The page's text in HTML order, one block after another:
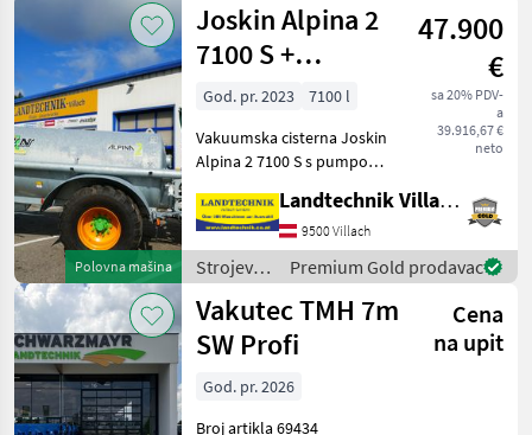
Polovna mašina
Joskin Alpina 2
7100 S +
razdjelnik
vučnih papuča
7,5 m
47.900
€
sa 20% PDV-
a
39.916,67 €
neto
God. pr. 2023
7100 l
Vakuumska cisterna Joskin
Alpina 2 7100 S s pumpom
vučni aplikator s cipelama
(radna širina 7, 5 m),
hidraulički sklopiva,
električne kon
Landtechnik Villach GmbH
9500 Villach
Strojevi
za
đubrenje,
gnojenje i
navodnjavanje
/ Joskin
Premium Gold prodavac
Vakutec TMH 7m
SW Profi
Cena
na upit
God. pr. 2026
Broj artikla 69434